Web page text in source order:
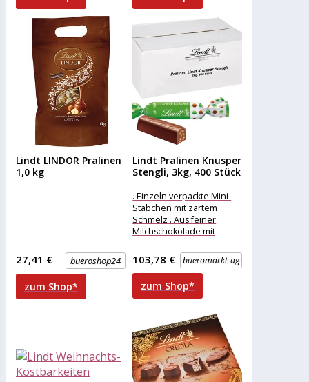
Lindt LINDOR Pralinen
1,0 kg
bueroshop24
27,41 €
zum Shop*
Lindt Pralinen Knusper
Stengli, 3kg, 400 Stück
. Einzeln verpackte Mini-
Stäbchen mit zartem
Schmelz . Aus feiner
Milchschokolade mit
Ideal zur Bewirtung von
Gästen
bueromarkt-ag
103,78 €
zum Shop*